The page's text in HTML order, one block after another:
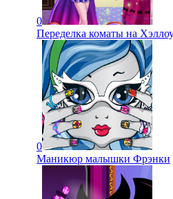
0
Переделка коматы на
0
Маникюр малышки Фрэнки